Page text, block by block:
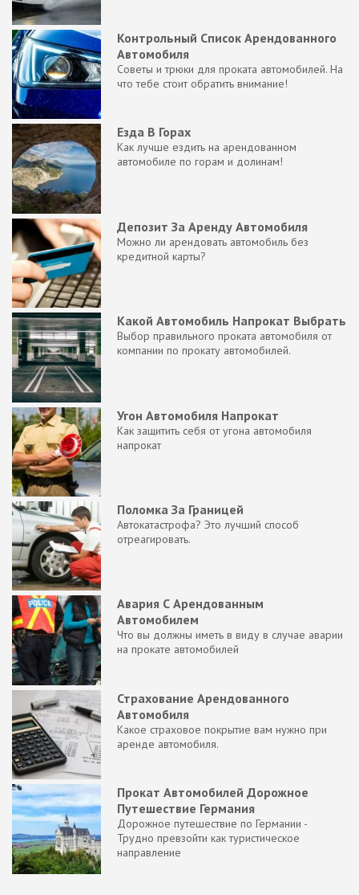
Контрольный Список Арендованного
Автомобиля
Советы и трюки для проката автомобилей. На
что тебе стоит обратить внимание!
Езда В Горах
Как лучше ездить на арендованном
автомобиле по горам и долинам!
Депозит За Аренду Автомобиля
Можно ли арендовать автомобиль без
кредитной карты?
Какой Автомобиль Напрокат Выбрать
Выбор правильного проката автомобиля от
компании по прокату автомобилей.
Угон Автомобиля Напрокат
Как защитить себя от угона автомобиля
напрокат
Поломка За Границей
Автокатастрофа? Это лучший способ
отреагировать.
Авария С Арендованным
Автомобилем
Что вы должны иметь в виду в случае аварии
на прокате автомобилей
Страхование Арендованного
Автомобиля
Какое страховое покрытие вам нужно при
аренде автомобиля.
Прокат Автомобилей Дорожное
Путешествие Германия
Дорожное путешествие по Германии -
Трудно превзойти как туристическое
направление